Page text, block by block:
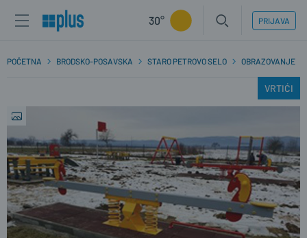
30° PRIJAVA
POČETNA BRODSKO-POSAVSKA STARO PETROVO SELO OBRAZOVANJE
VRTIĆI